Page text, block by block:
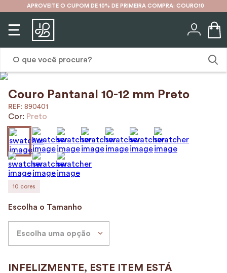
APROVEITE O CUPOM DE 10% DE PRIMEIRA COMPRA: COURO10
Couro Pantanal 10-12 mm Preto
: 890401
Cor: Preto
10 cores
Escolha o Tamanho
Escolha uma opção
1º
karina
2 º
mochila
couro
4º
cinto
5º
bolsa
6º
7º
nécessaire
8º
carteira